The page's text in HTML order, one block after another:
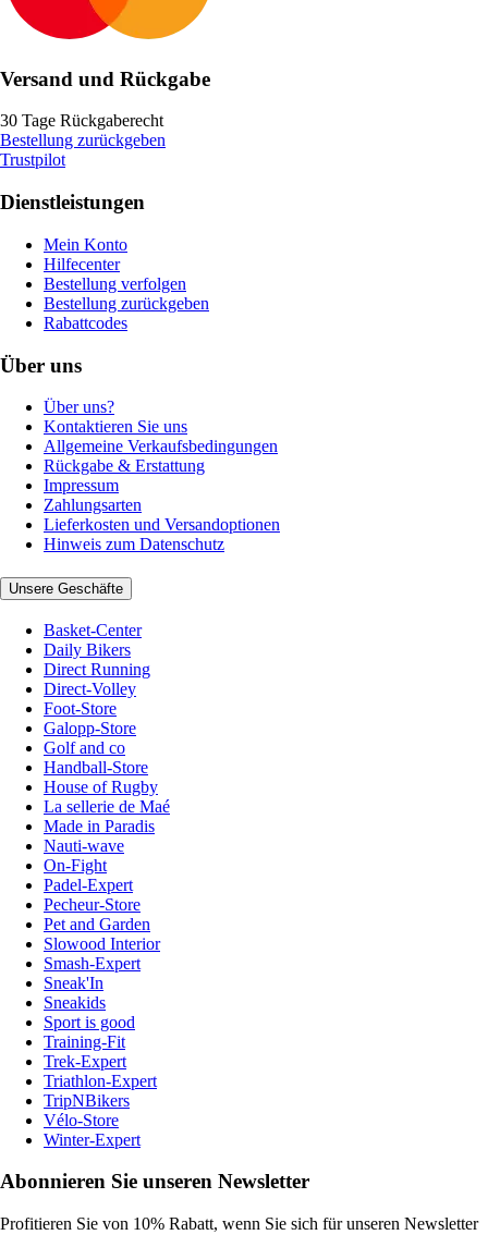
Versand und Rückgabe
30 Tage Rückgaberecht
Bestellung zurückgeben
Trustpilot
Dienstleistungen
Mein Konto
Hilfecenter
Bestellung verfolgen
Bestellung zurückgeben
Rabattcodes
Über uns
Über uns?
Kontaktieren Sie uns
Allgemeine Verkaufsbedingungen
Rückgabe & Erstattung
Impressum
Zahlungsarten
Lieferkosten und Versandoptionen
Hinweis zum Datenschutz
Unsere Geschäfte
Basket-Center
Daily Bikers
Direct Running
Direct-Volley
Foot-Store
Galopp-Store
Golf and co
Handball-Store
House of Rugby
La sellerie de Maé
Made in Paradis
Nauti-wave
On-Fight
Padel-Expert
Pecheur-Store
Pet and Garden
Slowood Interior
Smash-Expert
Sneak'In
Sneakids
Sport is good
Training-Fit
Trek-Expert
Triathlon-Expert
TripNBikers
Vélo-Store
Winter-Expert
Abonnieren Sie unseren Newsletter
Profitieren Sie von 10% Rabatt, wenn Sie sich für unseren Newsletter